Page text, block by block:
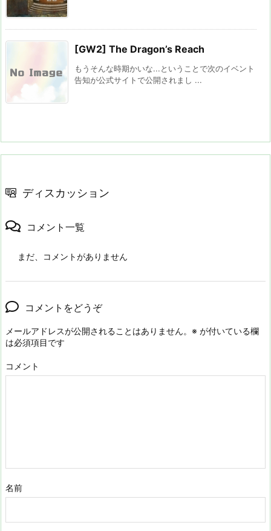
[GW2] The Dragon’s Reach
もうそんな時期かいな...ということで次のイベント
告知が公式サイトで公開されまし ...
ディスカッション
コメント一覧
まだ、コメントがありません
コメントをどうぞ
メールアドレスが公開されることはありません。 ※ が付いている欄
は必須項目です
コメント
名前